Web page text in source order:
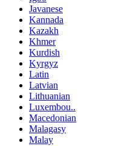
Javanese
Kannada
Kazakh
Khmer
Kurdish
Kyrgyz
Latin
Latvian
Lithuanian
Luxembou..
Macedonian
Malagasy
Malay